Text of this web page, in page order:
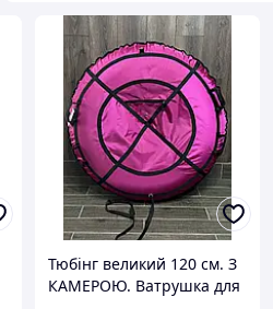
Тюбінг великий 120 см. З
КАМЕРОЮ. Ватрушка для